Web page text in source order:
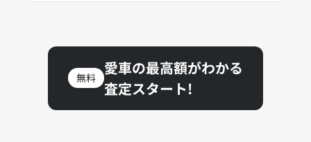
無料
愛車の最高額がわかる
査定スタート!